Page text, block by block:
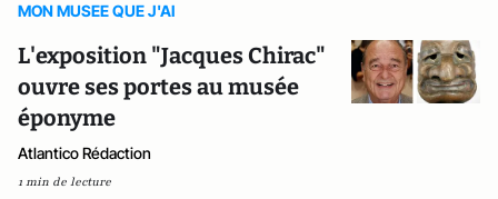
MON MUSEE QUE J'AI
L'exposition "Jacques Chirac"
ouvre ses portes au musée
éponyme
Atlantico Rédaction
1 min de lecture